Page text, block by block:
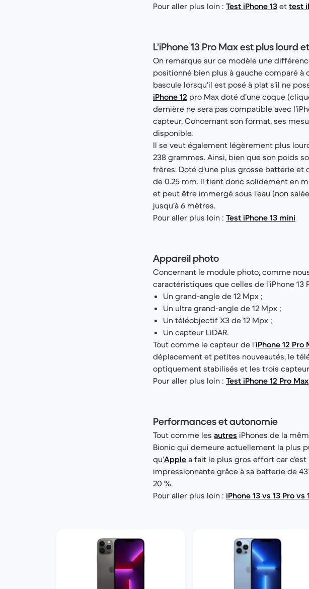
Pour aller plus loin : Test iPhone 13 et test
L’iPhone 13 Pro Max est plus lourd
On remarque sur ce modèle une
positionné bien plus à gauche comparé à
bascule lorsqu’il est posé à plat s’il ne
iPhone 12 pro Max doté d’une coque
dernière ne sera pas compatible avec
capteur. Concernant son format, ses
disponible.
Il se veut également légèrement plus
238 grammes. Ainsi, bien que son poids
frères. Doté d’une plus grosse batterie et
de 0.25 mm. Il tient donc solidement en
et peut être immergé sous l’eau (non
jusqu’à 6 mètres.
Pour aller plus loin : Test iPhone 13 mini
Appareil photo
Concernant le module photo, comme
caractéristiques que celles de l’iPhone 13
Un grand-angle de 12 Mpx ;
Un ultra grand-angle de 12 Mpx ;
Un téléobjectif X3 de 12 Mpx ;
Un capteur LiDAR.
Tout comme le capteur de l’iPhone 12 Pro
déplacement et petites nouveautés, le
optiquement stabilisés et les trois
Pour aller plus loin : Test iPhone 12 Pro Max
Performances et autonomie
Tout comme les autres iPhones de la
Bionic qui demeure actuellement la plus
qu’Apple a fait le plus gros effort car
impressionnante grâce à sa batterie de
20 %.
Pour aller plus loin : iPhone 13 vs 13 Pro vs